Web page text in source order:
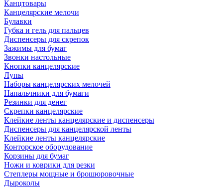
Канцтовары
Канцелярские мелочи
Булавки
Губка и гель для пальцев
Диспенсеры для скрепок
Зажимы для бумаг
Звонки настольные
Кнопки канцелярские
Лупы
Наборы канцелярских мелочей
Напальчники для бумаги
Резинки для денег
Скрепки канцелярские
Клейкие ленты канцелярские и диспенсеры
Диспенсеры для канцелярской ленты
Клейкие ленты канцелярские
Конторское оборудование
Корзины для бумаг
Ножи и коврики для резки
Степлеры мощные и брошюровочные
Дыроколы